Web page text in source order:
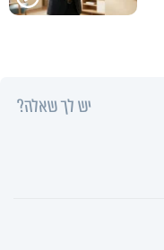
יש לך שאלה?